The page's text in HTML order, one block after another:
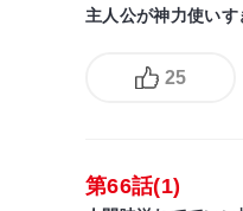
主人公が神力使い
25
第66話(1)